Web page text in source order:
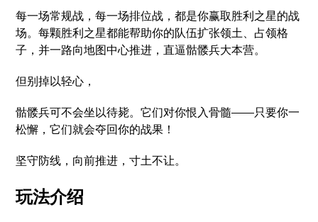
每一场常规战，每一场排位战，都是你赢取胜利之星的战
场。每颗胜利之星都能帮助你的队伍扩张领土、占领格
子，并一路向地图中心推进，直逼骷髅兵大本营。
但别掉以轻心，
骷髅兵可不会坐以待毙。它们对你恨入骨髓——只要你一
松懈，它们就会夺回你的战果！
坚守防线，向前推进，寸土不让。
玩法介绍